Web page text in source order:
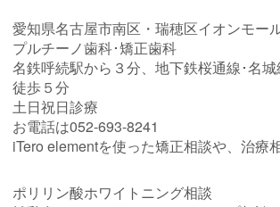
愛知県名古屋市南区・瑞穂区イオンモー
プルチーノ歯科･矯正歯科
名鉄呼続駅から３分、地下鉄桜通線･名
徒歩５分
土日祝日診療
お電話は052-693-8241
iTero elementを使った矯正相談や、治療相
ポリリン酸ホワイトニング相談